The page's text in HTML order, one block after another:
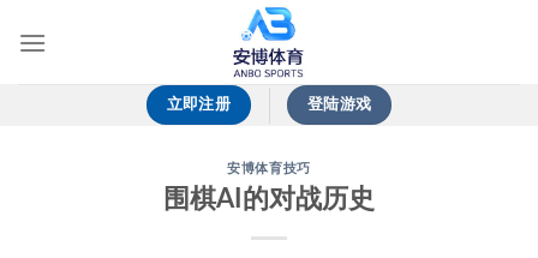
立即注册 登陆游戏
安博体育技巧
围棋AI的对战历史